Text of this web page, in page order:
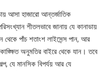
আসা হাজারো আন্তর্জাতিক
শীতলভাবে জানায় যে কানাডায়
থেকে পাঁচ শতাংশ লাইসেন্স পান, আর
অনুমতির বাইরে থেকে যান। তবে
যে মানসিক বিপর্যয় আর যে